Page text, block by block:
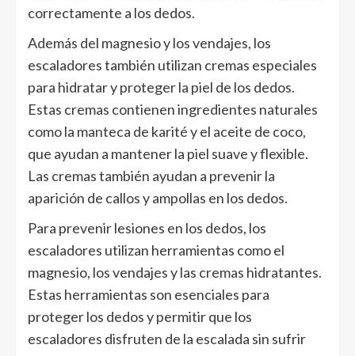
correctamente a los dedos.
Además del magnesio y los vendajes, los
escaladores también utilizan cremas especiales
para hidratar y proteger la piel de los dedos.
Estas cremas contienen ingredientes naturales
como la manteca de karité y el aceite de coco,
que ayudan a mantener la piel suave y flexible.
Las cremas también ayudan a prevenir la
aparición de callos y ampollas en los dedos.
Para prevenir lesiones en los dedos, los
escaladores utilizan herramientas como el
magnesio, los vendajes y las cremas hidratantes.
Estas herramientas son esenciales para
proteger los dedos y permitir que los
escaladores disfruten de la escalada sin sufrir